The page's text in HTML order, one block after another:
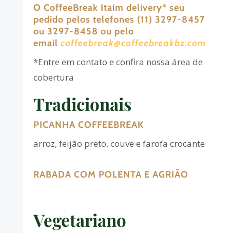
O CoffeeBreak Itaim delivery* seu
pedido pelos telefones (11) 3297-8457
ou 3297-8458 ou pelo
email coffeebreak@coffeebreakbz.com
*Entre em contato e confira nossa área de
cobertura
Tradicionais
PICANHA COFFEEBREAK
arroz, feijão preto, couve e farofa crocante
RABADA COM POLENTA E AGRIÃO
Vegetariano